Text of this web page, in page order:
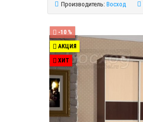
Производитель: Восход
-10 %
АКЦИЯ
ХИТ